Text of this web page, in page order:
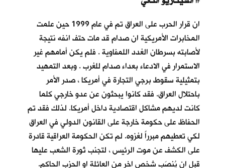
ان قرار الحرب على العراق تم في عام 1999 حين علمت
المخابرات الأمريكية ان صدام قد مات حتف انفه نتيجة
لأصابته بسرطان الغدد اللمفاوية . فلم يكن أمامهم غير
الاستمرار في الادعاء بعداء صدام للغرب . وبعد التمهيد
بتمثيلية سقوط برجي التجارة في أمريكا ، صدر الأمر
باحتلال العراق. فقد كانوا يبحثون عن عدو خارجي كلما
كانت لديهم مشاكل اقتصادية داخل أمريكا. لذلك فقد تم
الحفاظ على حكومة خارجة على القانون الدولي في العراق
لكي تعطيهم مبرراً لغزوه. لم تكن الحكومة العراقية قادرة
على الكشف عن موت الرئيس ، لتجنب ثورة الشعب عليها
قبل ان يُنصَب شخص اخر من العائلة او الحزب الحاكم.